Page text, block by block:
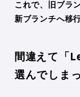
これで、旧ブラ
新ブランチへ移
間違えて「
選んでしま